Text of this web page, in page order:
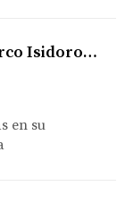
Isidoro…
en su